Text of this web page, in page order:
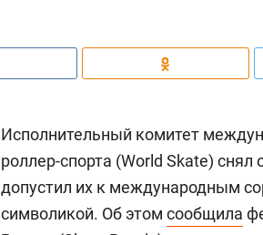
Исполнительный комитет
роллер-спорта (World Skate) снял
допустил их к международным
символикой. Об этом сообщила